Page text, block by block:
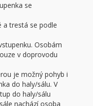
se
a trestá se podle
Osobám
v doprovodu
je možný pohyb i
do haly/sálu. V
do haly/sálu
nachází osoba